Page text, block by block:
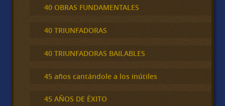
40 OBRAS FUNDAMENTALES
40 TRIUNFADORAS
40 TRIUNFADORAS BAILABLES
45 años cantándole a los inútiles
45 AÑOS DE ÉXITO